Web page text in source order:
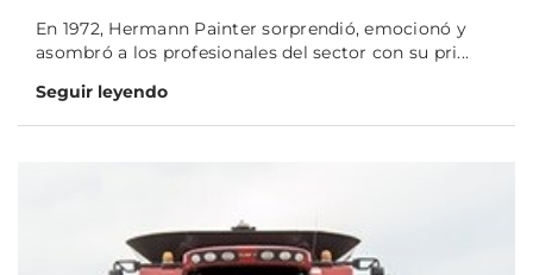
En 1972, Hermann Painter sorprendió, emocionó y
asombró a los profesionales del sector con su pri...
Seguir leyendo